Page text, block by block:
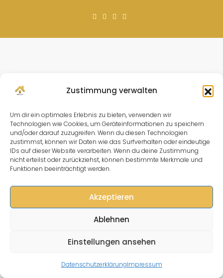
Zustimmung verwalten
Um dir ein optimales Erlebnis zu bieten, verwenden wir
Technologien wie Cookies, um Geräteinformationen zu speichern
und/oder darauf zuzugreifen. Wenn du diesen Technologien
zustimmst, können wir Daten wie das Surfverhalten oder eindeutige
IDs auf dieser Website verarbeiten. Wenn du deine Zustimmung
nicht erteilst oder zurückziehst, können bestimmte Merkmale und
Funktionen beeinträchtigt werden.
Akzeptieren
Ablehnen
Einstellungen ansehen
DatenschutzerklärungImpressum
Muster